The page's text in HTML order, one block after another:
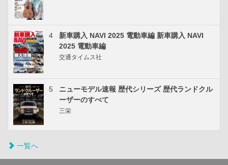
4
新車購入 NAVI 2025 電動車編 新車購入 NAVI
2025 電動車編
交通タイムス社
5
ニューモデル速報 歴代シリーズ 歴代ランドクル
ーザーのすべて
三栄
一覧へ